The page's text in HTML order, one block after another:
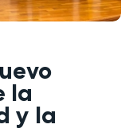
la
y la